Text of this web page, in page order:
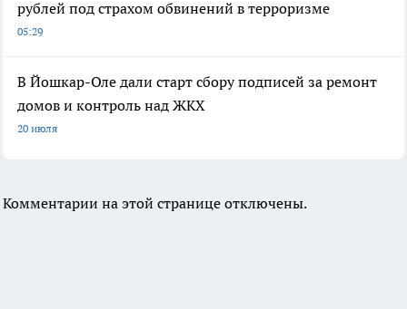
рублей под страхом обвинений в терроризме
05:29
В Йошкар-Оле дали старт сбору подписей за ремонт
домов и контроль над ЖКХ
20 июля
Комментарии на этой странице отключены.